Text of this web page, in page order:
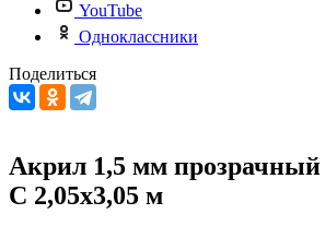
YouTube
Одноклассники
Поделиться
Акрил 1,5 мм
C 2,05х3,05 м